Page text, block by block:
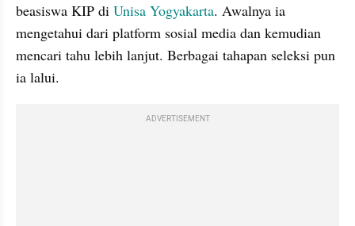
beasiswa KIP di Unisa Yogyakarta. Awalnya ia
mengetahui dari platform sosial media dan kemudian
mencari tahu lebih lanjut. Berbagai tahapan seleksi pun
ia lalui.
ADVERTISEMENT